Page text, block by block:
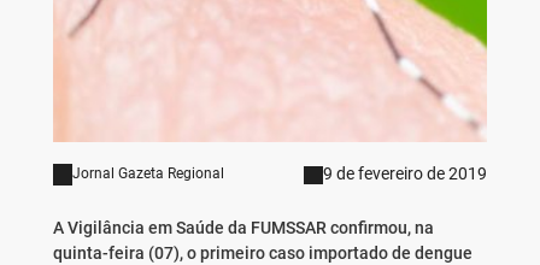
Jornal Gazeta Regional 9 de fevereiro de 2019
A Vigilância em Saúde da FUMSSAR confirmou, na
quinta-feira (07), o primeiro caso importado de dengue